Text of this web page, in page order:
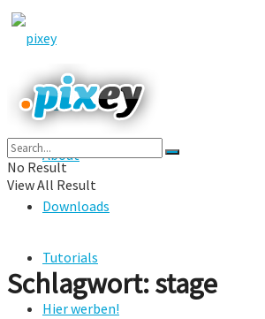
Home
About
Downloads
Tutorials
Hier werben!
No Result
View All Result
Schlagwort:stage